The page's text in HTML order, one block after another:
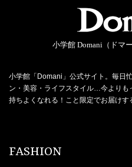
小学館 Domani（ドマ
小学館「Domani」公式サイト。毎日
ン・美容・ライフスタイル…今よりも
持ちよくなれる！こと限定でお届けす
FASHION